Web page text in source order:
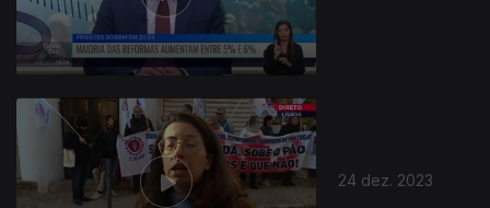
24 dez. 2023